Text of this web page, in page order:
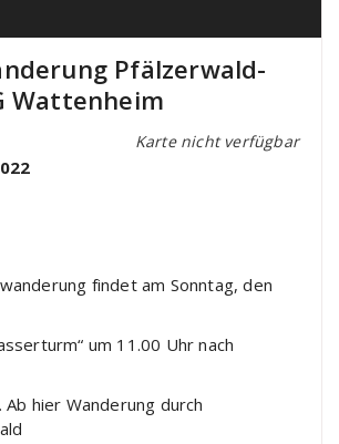
Pfälzerwald-
Wattenheim
Karte nicht verfügbar
findet am Sonntag, den
um 11.00 Uhr nach
hier Wanderung durch